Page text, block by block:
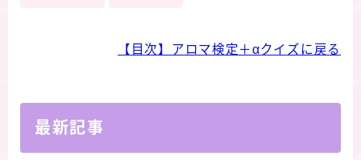
【目次】アロマ検定＋αクイズに戻る
最新記事